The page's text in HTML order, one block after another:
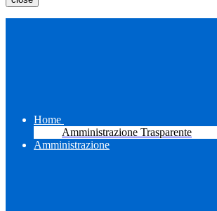
Home
Amministrazione Trasparente
Amministrazione